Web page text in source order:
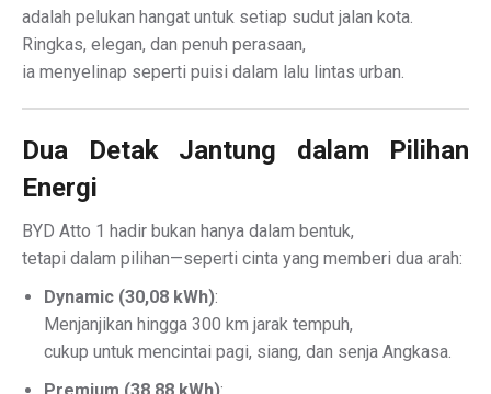
adalah pelukan hangat untuk setiap sudut jalan kota.
Ringkas, elegan, dan penuh perasaan,
ia menyelinap seperti puisi dalam lalu lintas urban.
Dua Detak Jantung dalam Pilihan
Energi
BYD Atto 1 hadir bukan hanya dalam bentuk,
tetapi dalam pilihan—seperti cinta yang memberi dua arah:
Dynamic (30,08 kWh):
Menjanjikan hingga 300 km jarak tempuh,
cukup untuk mencintai pagi, siang, dan senja Angkasa.
Premium (38,88 kWh):